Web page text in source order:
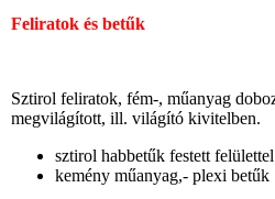
Feliratok és betűk
Sztirol feliratok, fém-, műanyag
megvilágított, ill. világító kivitelben.
sztirol habbetűk festett felülettel
kemény műanyag,- plexi betűk